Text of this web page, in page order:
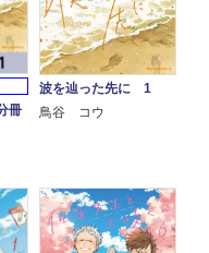
冊
波を辿った先に 1
鳥谷 コウ